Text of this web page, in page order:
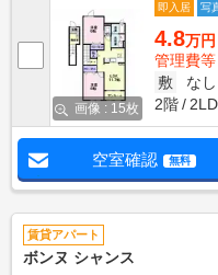
画像 : 15枚
即入居 写
4.8万円
管理費
敷
なし
2階
空室確認 無料
賃貸アパート
ボンヌ シャンス